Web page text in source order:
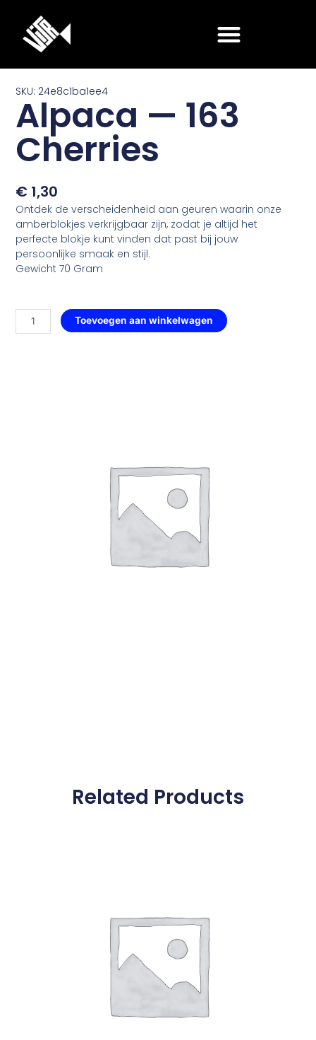
SKU: 24e8c1ba1ee4
Alpaca — 163
Cherries
€ 1,30
Ontdek de verscheidenheid aan geuren waarin onze
amberblokjes verkrijgbaar zijn, zodat je altijd het
perfecte blokje kunt vinden dat past bij jouw
persoonlijke smaak en stijl.
Gewicht 70 Gram
Alpaca
—
Toevoegen aan winkelwagen
Related Products